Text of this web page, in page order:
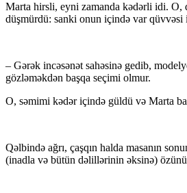
Marta hirsli, eyni zamanda kədərli idi. O,
düşmürdü: sanki onun içində var qüvvəsi
– Gərək incəsənət sahəsinə gedib,
gözləməkdən başqa seçimi olmur.
O, səmimi kədər içində güldü və Marta
Qəlbində ağrı, çaşqın halda masanın
(inadla və bütün dəlillərinin əksinə)